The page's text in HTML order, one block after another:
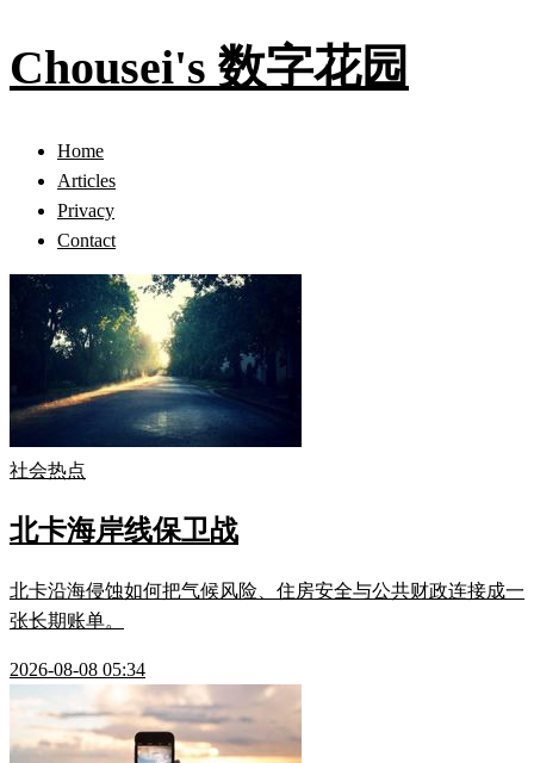
Chousei's 数字花园
Home
Articles
Privacy
Contact
社会热点
北卡海岸线保卫战
北卡沿海侵蚀如何把气候风险、住房安全与公共财政连接成一
张长期账单。
2026-08-08 05:34